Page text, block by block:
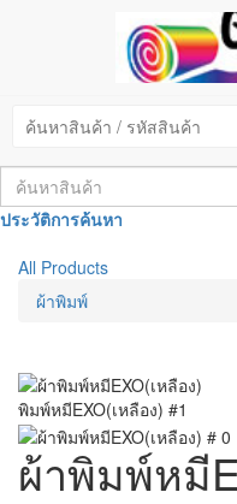
ประวัติการค้นหา
All Products
ผ้าพิมพ์
พิมพ์หมีEXO(เหลือง) #1
ผ้าพิมพ์หมี